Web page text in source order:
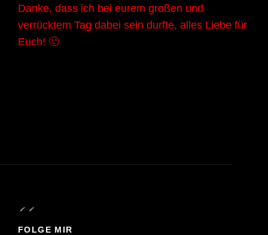
Danke, dass ich bei eurem großen und
verrücktem Tag dabei sein durfte, alles Liebe für
Euch! 🙂
FOLGE MIR